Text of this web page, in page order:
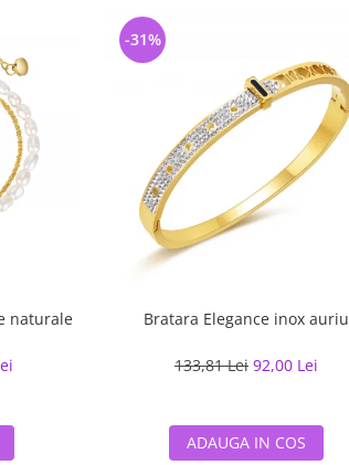
naturale Bratara Elegance inox auriu
133,81 Lei 92,00 Lei
-31%
ADAUGA IN COS